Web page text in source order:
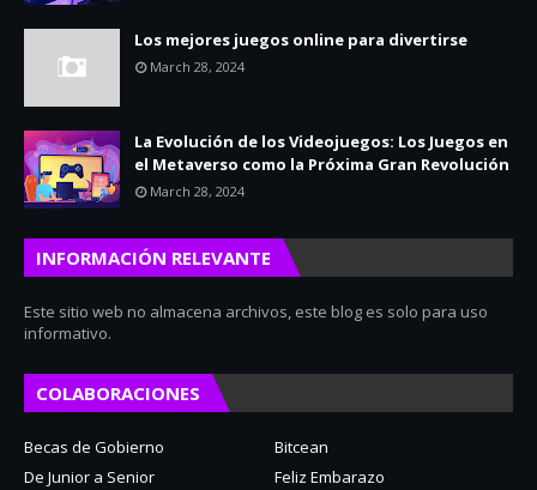
Los mejores juegos online para divertirse
March 28, 2024
La Evolución de los Videojuegos: Los Juegos en
el Metaverso como la Próxima Gran Revolución
March 28, 2024
INFORMACIÓN RELEVANTE
Este sitio web no almacena archivos, este blog es solo para uso
informativo.
COLABORACIONES
Becas de Gobierno
Bitcean
De Junior a Senior
Feliz Embarazo